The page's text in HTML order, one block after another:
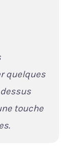
quelques
touche